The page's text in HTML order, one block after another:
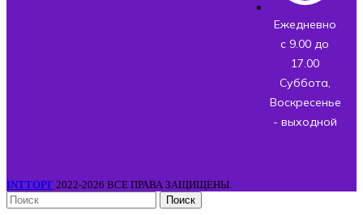
Ежедневно
с 9.00 до
17.00
Суббота,
Воскресенье
- выходной
INTТОРГ 2022-2026 ВСЕ ПРАВА ЗАЩИЩЕНЫ.
Поиск